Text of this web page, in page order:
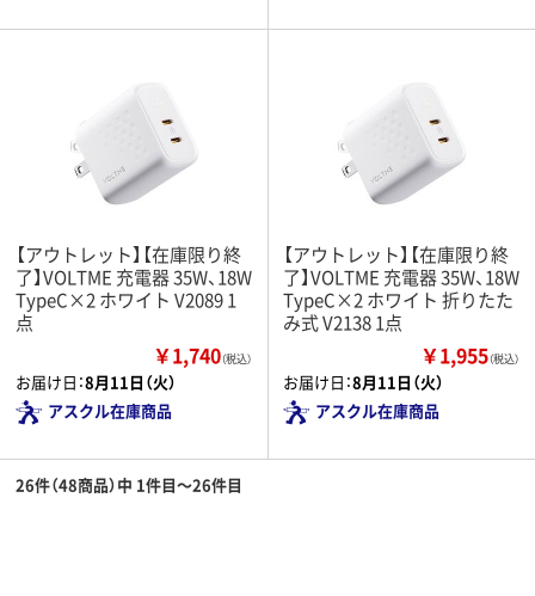
【アウトレット】【在庫限り終
了】VOLTME 充電器 35W、18W
TypeC×2 ホワイト V2089 1
点
￥1,740（税込）
お届け日：8月11日（火）
アスクル在庫商品
【アウトレット】【在庫限り終
了】VOLTME 充電器 35W、18W
TypeC×2 ホワイト 折りたた
み式 V2138 1点
￥1,955（税込）
お届け日：8月11日（火）
アスクル在庫商品
26件（48商品）中 1件目～26件目